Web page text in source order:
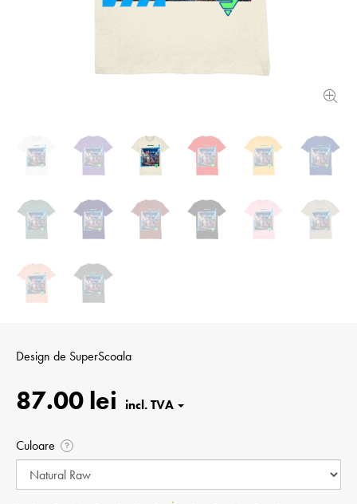
Design de SuperScoala
87.00 lei
Culoare ?